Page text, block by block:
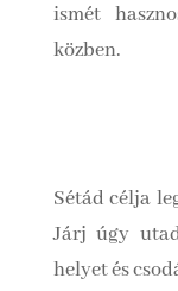
ismét
közben.
Sétád célja
Járj úgy
helyet és